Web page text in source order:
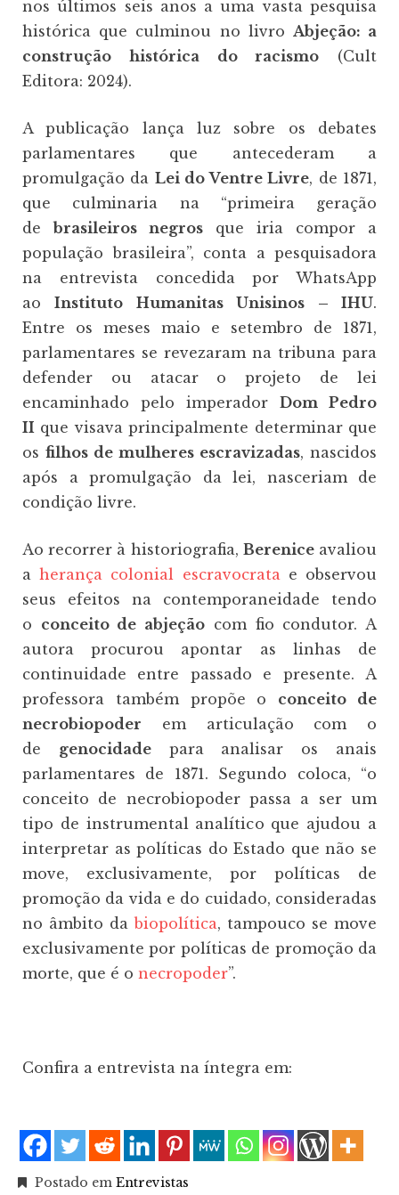
nos últimos seis anos a uma vasta pesquisa
histórica que culminou no livro Abjeção: a
construção histórica do racismo (Cult
Editora: 2024).
A publicação lança luz sobre os debates
parlamentares que antecederam a
promulgação da Lei do Ventre Livre, de 1871,
que culminaria na “primeira geração
debrasileiros negros que iria compor a
população brasileira”, conta a pesquisadora
na entrevista concedida por WhatsApp
aoInstituto Humanitas Unisinos – IHU.
Entre os meses maio e setembro de 1871,
parlamentares se revezaram na tribuna para
defender ou atacar o projeto de lei
encaminhado pelo imperador Dom Pedro
II que visava principalmente determinar que
os filhos de mulheres escravizadas, nascidos
após a promulgação da lei, nasceriam de
condição livre.
Ao recorrer à historiografia, Bereniceavaliou
aherança colonial escravocratae observou
seus efeitos na contemporaneidade tendo
o conceito de abjeção com fio condutor. A
autora procurou apontar as linhas de
continuidade entre passado e presente. A
professora também propõe o conceito de
necrobiopoder em articulação com o
de genocidadepara analisar os anais
parlamentares de 1871. Segundo coloca, “o
conceito de necrobiopoder passa a ser um
tipo de instrumental analítico que ajudou a
interpretar as políticas do Estado que não se
move, exclusivamente, por políticas de
promoção da vida e do cuidado, consideradas
no âmbito dabiopolítica, tampouco se move
exclusivamente por políticas de promoção da
morte, que é o necropoder”.
Confira a entrevista na íntegra em:
Postado em Entrevistas